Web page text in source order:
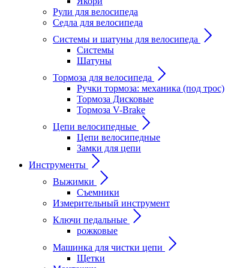
Рули для велосипеда
Седла для велосипеда
Системы и шатуны для велосипеда
Системы
Шатуны
Тормоза для велосипеда
Ручки тормоза: механика (под трос)
Тормоза Дисковые
Тормоза V-Brake
Цепи велосипедные
Цепи велосипедные
Замки для цепи
Инструменты
Выжимки
Съемники
Измерительный инструмент
Ключи педальные
рожковые
Машинка для чистки цепи
Щетки